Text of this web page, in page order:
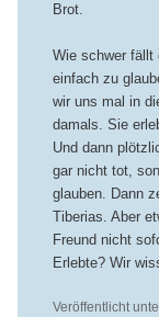
Brot.
Wie schwer fällt
einfach zu
wir uns mal in
damals. Sie
Und dann
gar nicht tot,
glauben. Dann
Tiberias. Aber
Freund nicht
Erlebte? Wir
Veröffentlicht